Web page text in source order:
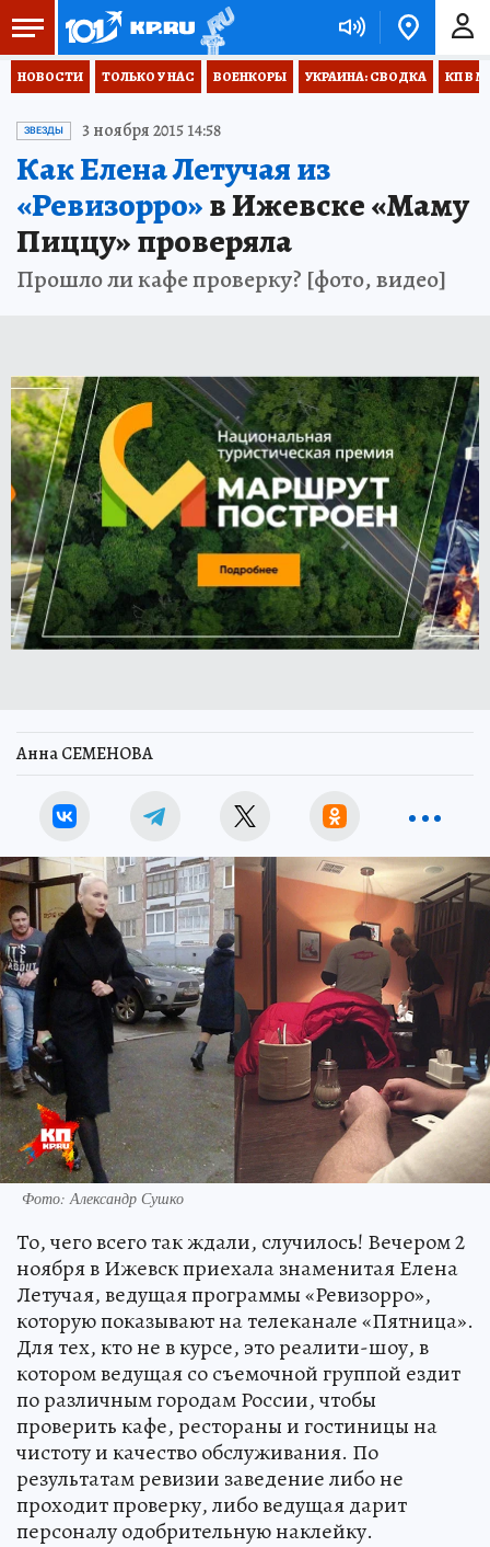
НОВОСТИ ТОЛЬКО У НАС ВОЕНКОРЫ УКРАИНА: СВОДКА КП В
ЗВЕЗДЫ 3 ноября 2015 14:58
Как Елена Летучая из
«Ревизорро»в Ижевске «Маму
Пиццу» проверяла
Прошло ли кафе проверку? [фото, видео]
Анна СЕМЕНОВА
Фото: Александр Сушко
То, чего всего так ждали, случилось! Вечером 2
ноября в Ижевск приехала знаменитая Елена
Летучая, ведущая программы «Ревизорро»,
которую показывают на телеканале «Пятница».
Для тех, кто не в курсе, это реалити-шоу, в
котором ведущая со съемочной группой ездит
по различным городам России, чтобы
проверить кафе, рестораны и гостиницы на
чистоту и качество обслуживания. По
результатам ревизии заведение либо не
проходит проверку, либо ведущая дарит
персоналу одобрительную наклейку.